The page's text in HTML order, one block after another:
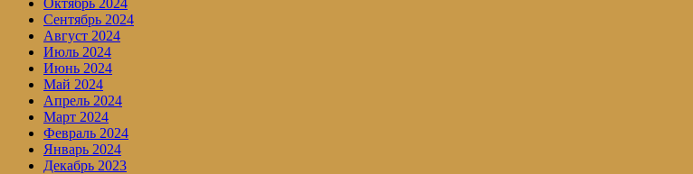
Октябрь 2024
Сентябрь 2024
Август 2024
Июль 2024
Июнь 2024
Май 2024
Апрель 2024
Март 2024
Февраль 2024
Январь 2024
Декабрь 2023